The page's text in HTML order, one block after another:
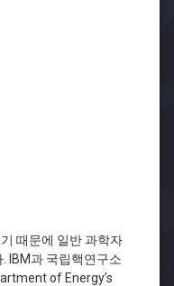
때문에 일반 과학자
IBM과 국립핵연구소
of Energy’s